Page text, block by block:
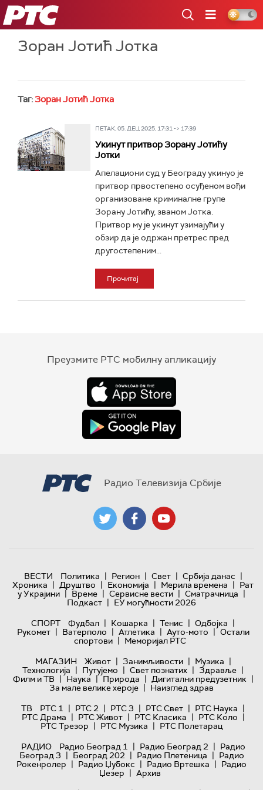
РТС
Зоран Јотић Јотка
Таг: Зоран Јотић Јотка
ПЕТАК, 05. ДЕЦ 2025, 17:31 -> 17:39
Укинут притвор Зорану Јотићу
Јотки
Апелациони суд у Београду укинуо је
притвор првостепено осуђеном вођи
организоване криминалне групе
Зорану Јотићу, званом Јотка.
Притвор му је укинут узимајући у
обзир да је одржан претрес пред
другостепеним...
Прочитај
Преузмите РТС мобилну апликацију
Радио Телевизија Србије
ВЕСТИ Политика | Регион | Свет | Србија данас |
Хроника | Друштво | Економија | Мерила времена | Рат
у Украјини | Време | Сервисне вести | Сматрачница |
Подкаст | ЕУ могућности 2026
СПОРТ
Фудбал | Кошарка | Тенис | Одбојка |
Рукомет | Ватерполо | Атлетика | Ауто-мото | Остали
спортови | Меморијал РТС
МАГАЗИН
Живот | Занимљивости | Музика |
Технологијa | Путујемо | Свет познатих | Здравље |
Филм и ТВ | Наука | Природа | Дигитални предузетник |
За мале велике хероје | Наизглед здрав
ТВ
РТС 1 | РТС 2 | РТС 3 | РТС Свет | РТС Наука |
РТС Драма | РТС Живот | РТС Класика | РТС Коло |
РТС Трезор | РТС Музика | РТС Полетарац
РАДИО
Радио Београд 1 | Радио Београд 2 | Радио
Београд 3 | Београд 202 | Радио Плетеница | Радио
Рокенролер | Радио Џубокс | Радио Вртешка | Радио
Џезер | Архив